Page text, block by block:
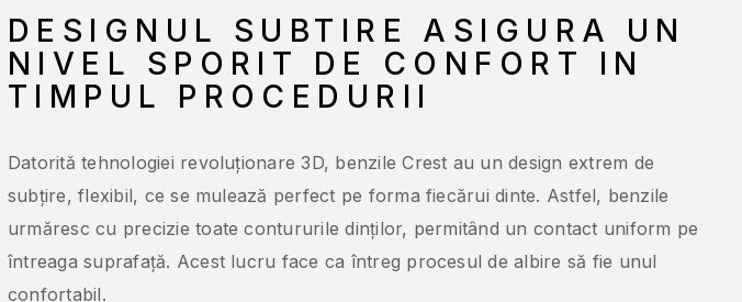
DESIGNUL SUBTIRE ASIGURA UN
NIVEL SPORIT DE CONFORT IN
TIMPUL PROCEDURII
Datorită tehnologiei revoluționare 3D, benzile Crest au un design extrem de
subțire, flexibil, ce se mulează perfect pe forma fiecărui dinte. Astfel, benzile
urmăresc cu precizie toate contururile dinților, permitând un contact uniform pe
întreaga suprafață. Acest lucru face ca întreg procesul de albire să fie unul
confortabil.